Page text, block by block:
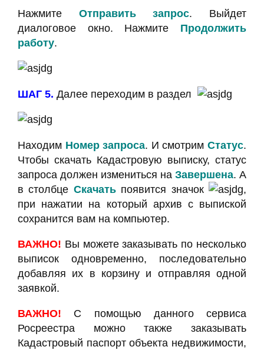
Нажмите Отправить запрос. Выйдет
диалоговое окно. Нажмите Продолжить
работу.
ШАГ 5. Далее переходим в раздел
Находим Номер запроса. И смотримСтатус.
Чтобы скачать Кадастровую выписку, статус
запроса должен измениться на Завершена. А
в столбце Скачатьпоявится значок
,
при нажатии на который архив с выпиской
сохранится вам на компьютер.
ВАЖНО! Вы можете заказывать по несколько
выписок одновременно, последовательно
добавляя их в корзину и отправляя одной
заявкой.
ВАЖНО!
С помощью данного сервиса
Росреестра можно также заказывать
Кадастровый паспорт объекта недвижимости,